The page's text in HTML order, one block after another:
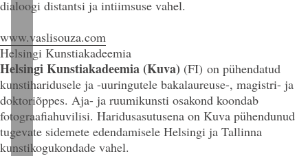
dialoogi distantsi ja intiimsuse vahel.
www.vaslisouza.com
Helsingi Kunstiakadeemia
Helsingi Kunstiakadeemia (Kuva) (FI) on pühendatud
kunstiharidusele ja -uuringutele bakalaureuse-, magistri- ja
doktoriõppes. Aja- ja ruumikunsti osakond koondab
fotograafiahuvilisi. Haridusasutusena on Kuva pühendunud
tugevate sidemete edendamisele Helsingi ja Tallinna
kunstikogukondade vahel.